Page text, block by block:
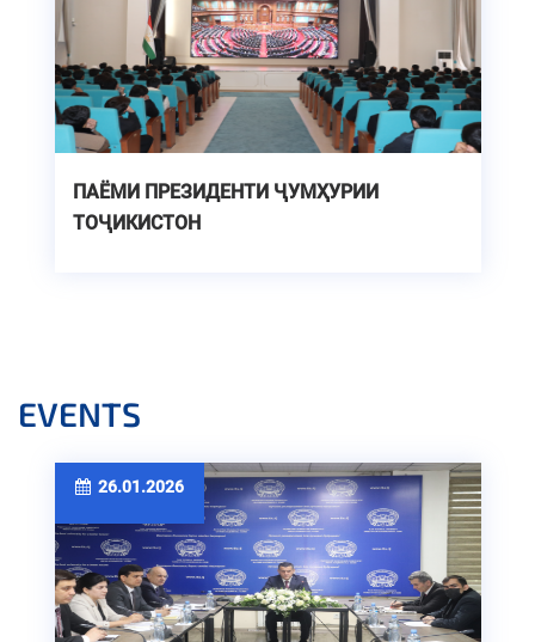
ПАЁМИ ПРЕЗИДЕНТИ ҶУМҲУРИИ
ТОҶИКИСТОН
EVENTS
26.01.2026